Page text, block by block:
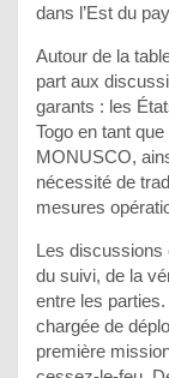
dans l’Est du
Autour de la
part aux
garants : les
Togo en tant
MONUSCO,
nécessité de
mesures
Les discussions
du suivi, de la
entre les
chargée de
première